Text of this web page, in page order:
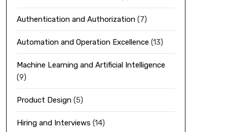
Authentication and Authorization(7)
Automation and Operation Excellence (13)
Machine Learning and Artificial Intelligence
(9)
Product Design(5)
Hiring and Interviews (14)